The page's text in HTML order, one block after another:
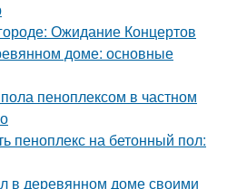
Ожидание Концертов
доме: основные
пеноплексом в частном
пеноплекс на бетонный пол:
в деревянном доме своими